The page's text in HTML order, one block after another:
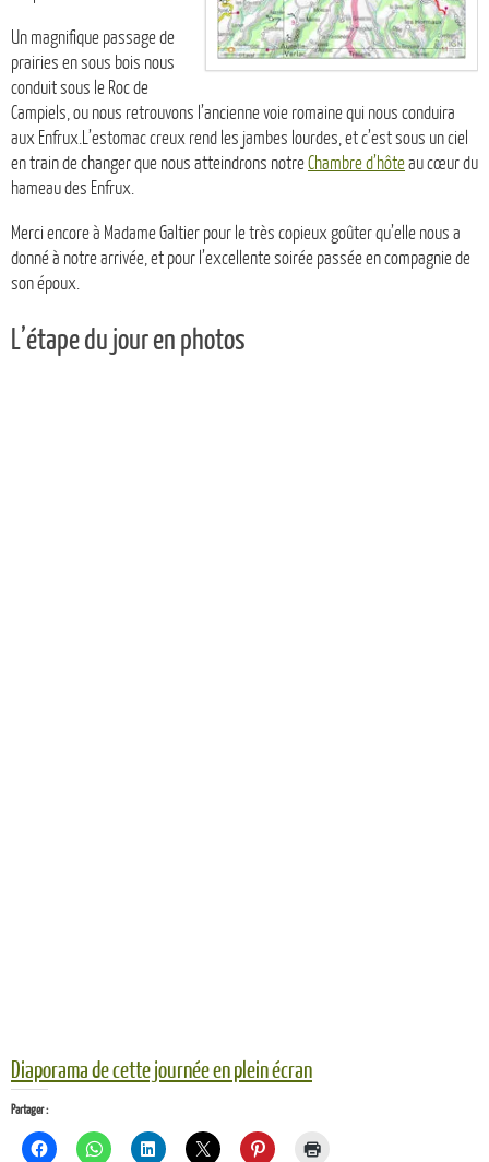
Un magnifique passage de
prairies en sous bois nous
conduit sous le Roc de
Campiels, ou nous retrouvons l’ancienne voie romaine qui nous conduira
aux Enfrux.L’estomac creux rend les jambes lourdes, et c’est sous un ciel
en train de changer que nous atteindrons notreChambre d’hôteau cœur du
hameau des Enfrux.
Merci encore à Madame Galtier pour le très copieux goûter qu’elle nous a
donné à notre arrivée, et pour l’excellente soirée passée en compagnie de
son époux.
L’étape du jour en photos
Diaporama de cette journée en plein écran
Partager :